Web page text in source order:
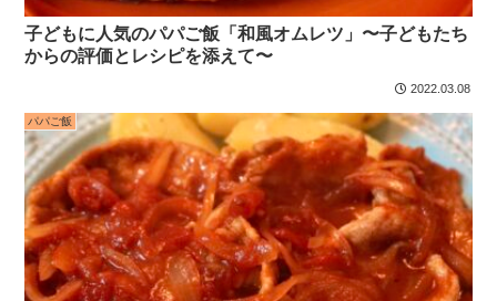
子どもに人気のパパご飯「和風オムレツ」〜子どもたち
からの評価とレシピを添えて〜
2022.03.08
パパご飯